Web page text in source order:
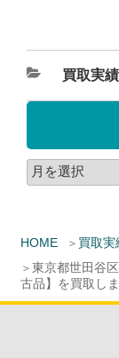
HOME
買取実
東京都世田谷
古品】を買取しま
買取実績